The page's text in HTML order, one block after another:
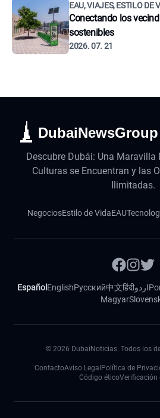
EAU, VIAJES, ESTILO DE
Conectando los
sostenibles
2026. 07. 21
DubaiNewsGroup
Descubre Dubái: Una Maravilla
Culturas se Encuentran y las
Ilimitadas.
NegociosEstilo de VidaEAU
Español EnglishРусский中文हिंदीاردو
Magyar
© 2026 DubaiNoticias. Todos los
ContactoAviso Legal Política de
Código éticoVerificación